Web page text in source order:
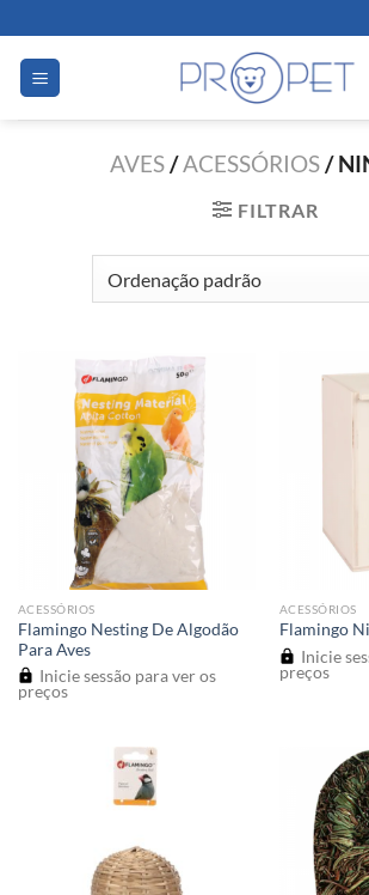
to
content
AVES/ACESSÓRIOS/
FILTRAR
ACESSÓRIOS
Flamingo Nesting De Algodão
Para Aves
Inicie sessão para ver os
preços
ACESSÓRIOS
Flamingo
Inicie
preços